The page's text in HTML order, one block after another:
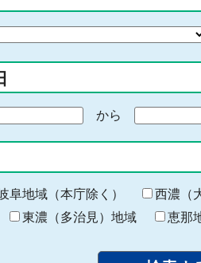
入
力
から
終
わ
り
阜地域（本庁除く） 西濃（
東濃（多治見）地域 恵那